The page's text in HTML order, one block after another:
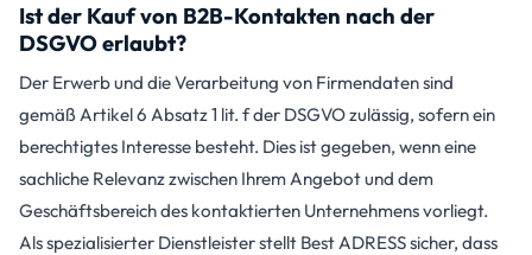
Ist der Kauf von B2B-Kontakten nach der
DSGVO erlaubt?
Der Erwerb und die Verarbeitung von Firmendaten sind
gemäß Artikel 6 Absatz 1 lit. f der DSGVO zulässig, sofern ein
berechtigtes Interesse besteht. Dies ist gegeben, wenn eine
sachliche Relevanz zwischen Ihrem Angebot und dem
Geschäftsbereich des kontaktierten Unternehmens vorliegt.
Als spezialisierter Dienstleister stellt Best ADRESS sicher, dass